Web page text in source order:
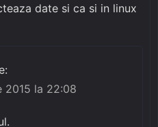
date si ca si in linux
2015 la 22:08